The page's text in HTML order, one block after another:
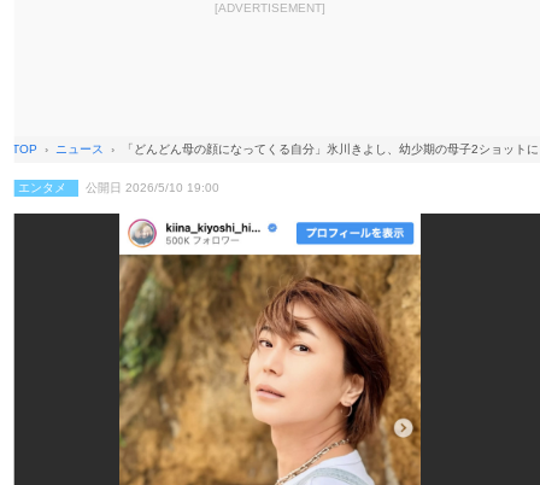
[ADVERTISEMENT]
TOP ニュース 「どんどん母の顔になってくる自分」氷川きよし、幼少期の母子2ショット
エンタメ 公開日 2026/5/10 19:00